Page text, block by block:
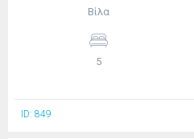
Βίλα
5
ID: 849